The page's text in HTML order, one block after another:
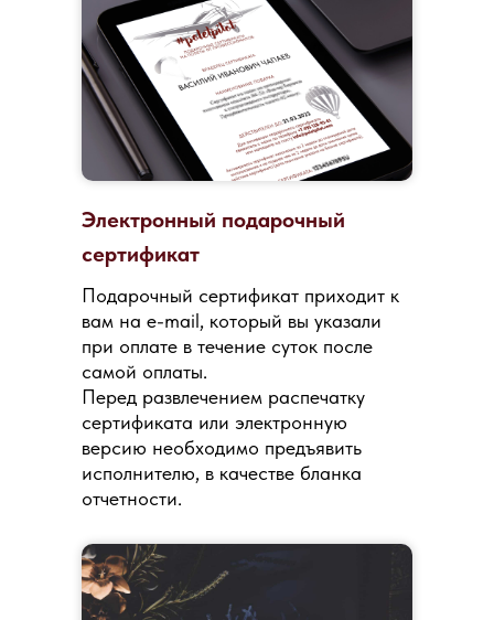
Электронный подарочный
сертификат
Подарочный сертификат приходит к
вам на e-mail, который вы указали
при оплате в течение суток после
самой оплаты.
Перед развлечением распечатку
сертификата или электронную
версию необходимо предъявить
исполнителю, в качестве бланка
отчетности.